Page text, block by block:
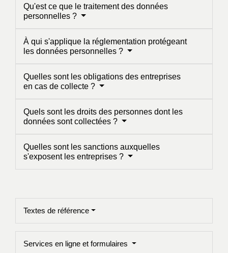
Qu'est ce que le traitement des données
personnelles ?
À qui s'applique la réglementation protégeant
les données personnelles ?
Quelles sont les obligations des entreprises
en cas de collecte ?
Quels sont les droits des personnes dont les
données sont collectées ?
Quelles sont les sanctions auxquelles
s'exposent les entreprises ?
Textes de référence
Services en ligne et formulaires